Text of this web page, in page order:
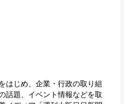
はじめ、企業・行政の取り組
話題、イベント情報などを取